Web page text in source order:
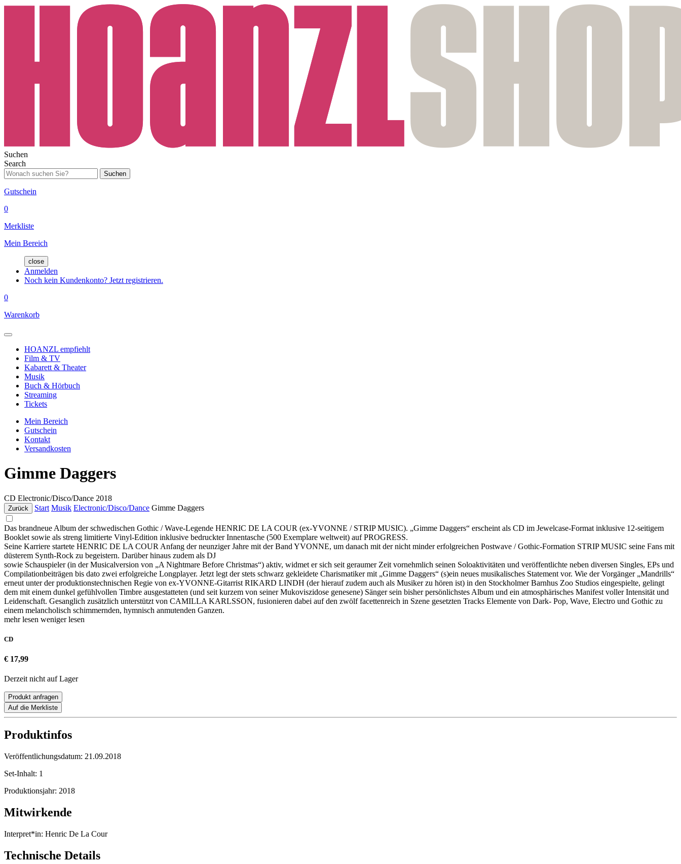
Suchen
Search
Suchen
Gutschein
0
Merkliste
Mein Bereich
close
Anmelden
Noch kein Kundenkonto? Jetzt registrieren.
0
Warenkorb
HOANZL empfiehlt
Film & TV
Kabarett & Theater
Musik
Buch & Hörbuch
Streaming
Tickets
Mein Bereich
Gutschein
Kontakt
Versandkosten
Gimme Daggers
CD Electronic/Disco/Dance 2018
Zurück Start Musik Electronic/Disco/Dance Gimme Daggers
Das brandneue Album der schwedischen Gothic / Wave-Legende HENRIC DE LA COUR (ex-YVONNE / STRIP MUSIC). „Gimme Daggers“ erscheint als CD im Jewelcase-Format inklusive 12-seitigem
Booklet sowie als streng limitierte Vinyl-Edition inklusive bedruckter Innentasche (500 Exemplare weltweit) auf PROGRESS.
Seine Karriere startete HENRIC DE LA COUR Anfang der neunziger Jahre mit der Band YVONNE, um danach mit der nicht minder erfolgreichen Postwave / Gothic-Formation STRIP MUSIC seine Fans mit
düsterem Synth-Rock zu begeistern. Darüber hinaus zudem als DJ
sowie Schauspieler (in der Musicalversion von „A Nightmare Before Christmas“) aktiv, widmet er sich seit geraumer Zeit vornehmlich seinen Soloaktivitäten und veröffentlichte neben diversen Singles, EPs und
Compilationbeiträgen bis dato zwei erfolgreiche Longplayer. Jetzt legt der stets schwarz gekleidete Charismatiker mit „Gimme Daggers“ (s)ein neues musikalisches Statement vor. Wie der Vorgänger „Mandrills“
erneut unter der produktionstechnischen Regie von ex-YVONNE-Gitarrist RIKARD LINDH (der hierauf zudem auch als Musiker zu hören ist) in den Stockholmer Barnhus Zoo Studios eingespielte, gelingt
dem mit einem dunkel gefühlvollen Timbre ausgestatteten (und seit kurzem von seiner Mukoviszidose genesene) Sänger sein bisher persönlichstes Album und ein atmosphärisches Manifest voller Intensität und
Leidenschaft. Gesanglich zusätzlich unterstützt von CAMILLA KARLSSON, fusionieren dabei auf den zwölf facettenreich in Szene gesetzten Tracks Elemente von Dark- Pop, Wave, Electro und Gothic zu
einem melancholisch schimmernden, hymnisch anmutenden Ganzen.
mehr lesen weniger lesen
CD
€ 17,99
Derzeit nicht auf Lager
Produkt anfragen
Auf die Merkliste
Produktinfos
Veröffentlichungsdatum: 21.09.2018
Set-Inhalt: 1
Produktionsjahr: 2018
Mitwirkende
Interpret*in: Henric De La Cour
Technische Details